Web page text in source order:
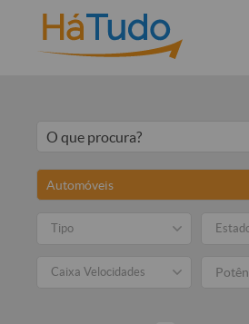
Automóveis
Tipo
Caixa Velocidades